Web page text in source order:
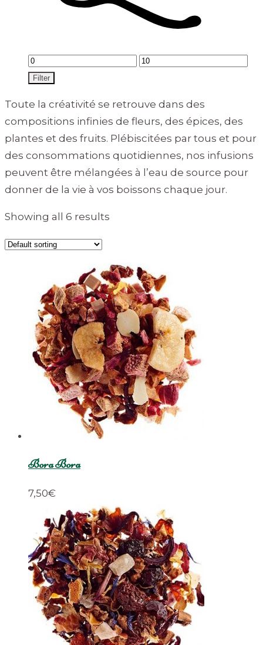
Min
price
Max
Filter
Toute la créativité se retrouve dans des
compositions infinies de fleurs, des épices, des
plantes et des fruits. Plébiscitées par tous et pour
des consommations quotidiennes, nos infusions
peuvent être mélangées à l’eau de source pour
donner de la vie à vos boissons chaque jour.
Showing all 6 results
Bora Bora
7,50€